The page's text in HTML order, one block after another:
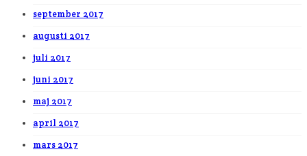
september 2017
augusti 2017
juli 2017
juni 2017
maj 2017
april 2017
mars 2017